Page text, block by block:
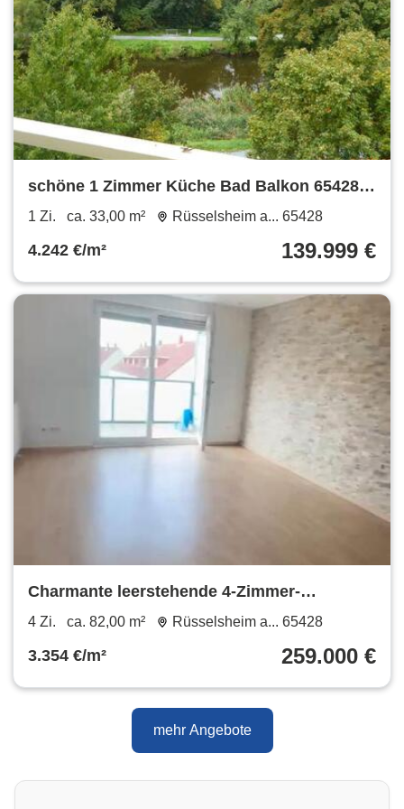
schöne 1 Zimmer Küche Bad Balkon 65428
Rüsselsheim gute Lage
1 Zi. ca. 33,00 m² Rüsselsheim a... 65428
4.242 €/m² 139.999 €
Charmante leerstehende 4-Zimmer-
Dachgeschosswohnung Rüsselsheim
4 Zi. ca. 82,00 m² Rüsselsheim a... 65428
3.354 €/m² 259.000 €
mehr Angebote